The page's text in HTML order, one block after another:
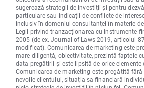
sugerează strategii de investiții și pentru
particulare sau indicații de conflicte de
inclusiv în domeniul consultanței în materie
Legii privind tranzacționarea cu instrumente
2005 (de ex. Journal of Laws 2019, articolul
modificat). Comunicarea de marketing este
mare diligență, obiectivitate, prezintă faptele
data pregătirii și este lipsită de orice elemente
Comunicarea de marketing este pregătită
nevoile clientului, situația sa financiară